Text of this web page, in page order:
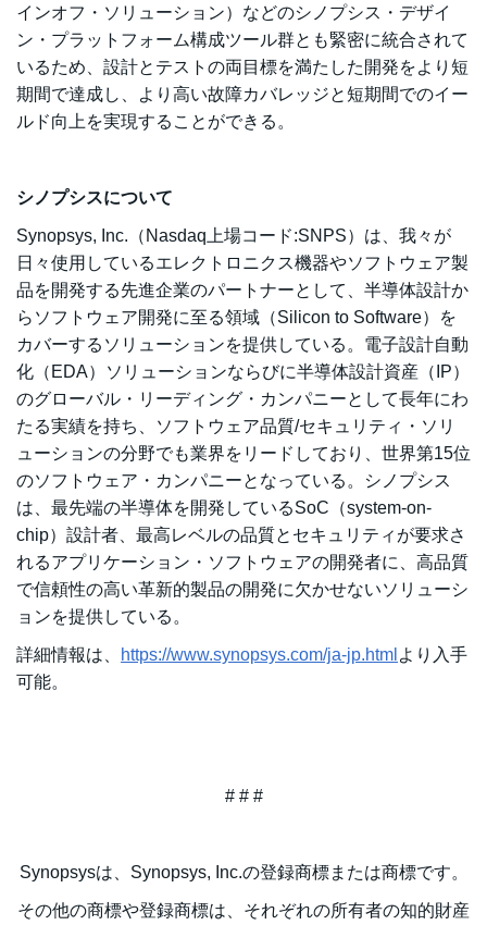
インオフ・ソリューション）などのシノプシス・デザイ
ン・プラットフォーム構成ツール群とも緊密に統合されて
いるため、設計とテストの両目標を満たした開発をより短
期間で達成し、より高い故障カバレッジと短期間でのイー
ルド向上を実現することができる。
シノプシスについて
Synopsys, Inc.（Nasdaq上場コード:SNPS）は、我々が
日々使用しているエレクトロニクス機器やソフトウェア製
品を開発する先進企業のパートナーとして、半導体設計か
らソフトウェア開発に至る領域（Silicon to Software）を
カバーするソリューションを提供している。電子設計自動
化（EDA）ソリューションならびに半導体設計資産（IP）
のグローバル・リーディング・カンパニーとして長年にわ
たる実績を持ち、ソフトウェア品質/セキュリティ・ソリ
ューションの分野でも業界をリードしており、世界第15位
のソフトウェア・カンパニーとなっている。シノプシス
は、最先端の半導体を開発しているSoC（system-on-
chip）設計者、最高レベルの品質とセキュリティが要求さ
れるアプリケーション・ソフトウェアの開発者に、高品質
で信頼性の高い革新的製品の開発に欠かせないソリューシ
ョンを提供している。
詳細情報は、 https://www.synopsys.com/ja-jp.html より入手
可能。
# # #
Synopsysは、Synopsys, Inc.の登録商標または商標です。
その他の商標や登録商標は、それぞれの所有者の知的財産